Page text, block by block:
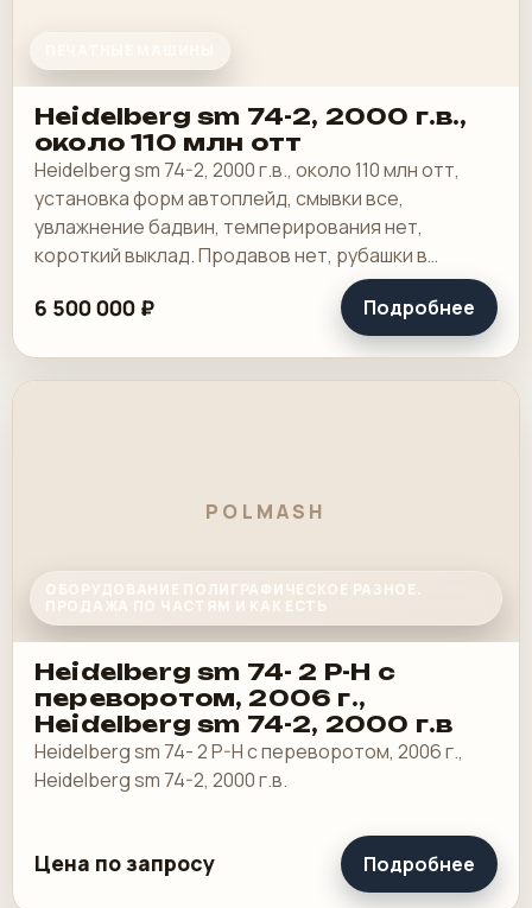
Heidelberg sm 74-2, 2000 г.в.,
около 110 млн отт
Heidelberg sm 74-2, 2000 г.в., около 110 млн отт,
установка форм автоплейд, смывки все,
увлажнение бадвин, темперирования нет,
короткий выклад. Продавов нет, рубашки в
хорошем состоянии, таскалки и цепи в хорошем.
6 500 000 ₽ Подробнее
POLMASH
ОБОРУДОВАНИЕ ПОЛИГРАФИЧЕСКОЕ РАЗНОЕ.
ПРОДАЖА ПО ЧАСТЯМ И КАК ЕСТЬ
Heidelberg sm 74- 2 P-H с
переворотом, 2006 г.,
Heidelberg sm 74-2, 2000 г.в
Heidelberg sm 74- 2 P-H с переворотом, 2006 г.,
Heidelberg sm 74-2, 2000 г.в.
Цена по запросу Подробнее